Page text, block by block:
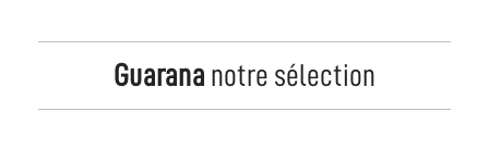
Guarana notre sélection